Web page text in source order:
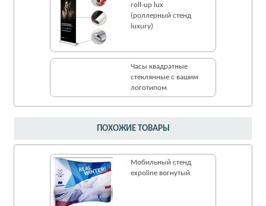
ПОХОЖИЕ ТОВАРЫ
Мобильный стенд
expoline вогнутый
roll-up lux
(роллерный стенд
luxury)
Часы квадратные
стеклянные с вашим
логотипом